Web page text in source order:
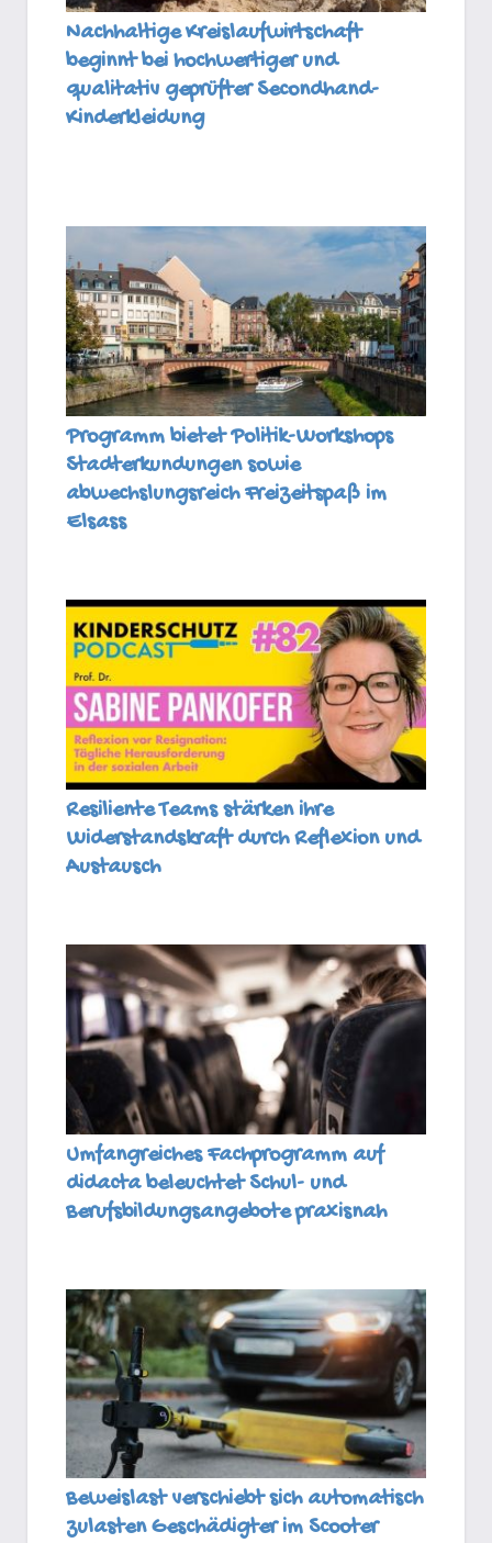
Nachhaltige Kreislaufwirtschaft
beginnt bei hochwertiger und
qualitativ geprüfter Secondhand-
Kinderkleidung
Programm bietet Politik-Workshops
Stadterkundungen sowie
abwechslungsreich Freizeitspaß im
Elsass
Resiliente Teams stärken ihre
Widerstandskraft durch Reflexion und
Austausch
Umfangreiches Fachprogramm auf
didacta beleuchtet Schul- und
Berufsbildungsangebote praxisnah
Beweislast verschiebt sich automatisch
zulasten Geschädigter im Scooter